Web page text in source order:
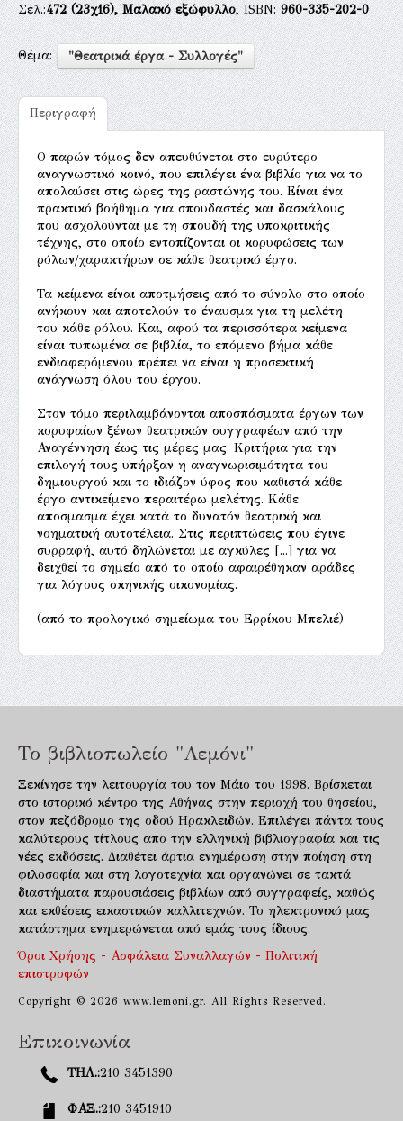
Σελ.:472(23χ16), Μαλακό εξώφυλλο, ISBN:960-335-202-0
Θέμα: "Θεατρικά έργα - Συλλογές"
Περιγραφή
Ο παρών τόμος δεν απευθύνεται στο ευρύτερο
αναγνωστικό κοινό, που επιλέγει ένα βιβλίο για να το
απολαύσει στις ώρες της ραστώνης του. Είναι ένα
πρακτικό βοήθημα για σπουδαστές και δασκάλους
που ασχολούνται με τη σπουδή της υποκριτικής
τέχνης, στο οποίο εντοπίζονται οι κορυφώσεις των
ρόλων/χαρακτήρων σε κάθε θεατρικό έργο.
Τα κείμενα είναι αποτμήσεις από το σύνολο στο οποίο
ανήκουν και αποτελούν το έναυσμα για τη μελέτη
του κάθε ρόλου. Και, αφού τα περισσότερα κείμενα
είναι τυπωμένα σε βιβλία, το επόμενο βήμα κάθε
ενδιαφερόμενου πρέπει να είναι η προσεκτική
ανάγνωση όλου του έργου.
Στον τόμο περιλαμβάνονται αποσπάσματα έργων των
κορυφαίων ξένων θεατρικών συγγραφέων από την
Αναγέννηση έως τις μέρες μας. Κριτήρια για την
επιλογή τους υπήρξαν η αναγνωρισιμότητα του
δημιουργού και το ιδιάζον ύφος που καθιστά κάθε
έργο αντικείμενο περαιτέρω μελέτης. Κάθε
αποσμασμα έχει κατά το δυνατόν θεατρική και
νοηματική αυτοτέλεια. Στις περιπτώσεις που έγινε
συρραφή, αυτό δηλώνεται με αγκύλες [...] για να
δειχθεί το σημείο από το οποίο αφαιρέθηκαν αράδες
για λόγους σκηνικής οικονομίας.
(από το προλογικό σημείωμα του Ερρίκου Μπελιέ)
Το βιβλιοπωλείο "Λεμόνι"
Ξεκίνησε την λειτουργία του τον Μάιο του 1998. Βρίσκεται
στο ιστορικό κέντρο της Αθήνας στην περιοχή του θησείου,
στον πεζόδρομο της οδού Ηρακλειδών. Επιλέγει πάντα τους
καλύτερους τίτλους απο την ελληνική βιβλιογραφία και τις
νέες εκδόσεις. Διαθέτει άρτια ενημέρωση στην ποίηση στη
φιλοσοφία και στη λογοτεχνία και οργανώνει σε τακτά
διαστήματα παρουσιάσεις βιβλίων από συγγραφείς, καθώς
και εκθέσεις εικαστικών καλλιτεχνών. Το ηλεκτρονικό μας
κατάστημα ενημερώνεται από εμάς τους ίδιους.
Όροι Χρήσης - Ασφάλεια Συναλλαγών - Πολιτική
επιστροφών
Copyright © 2026 www.lemoni.gr. All Rights Reserved.
Επικοινωνία
ΤΗΛ.:210 3451390
ΦΑΞ.:210 3451910